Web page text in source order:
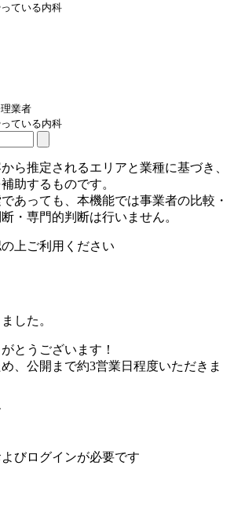
ている内科
業者
ている内科
ら推定されるエリアと業種に基づき、
助するものです。
あっても、本機能では事業者の比較・
・専門的判断は行いません。
上ご利用ください
した。
とうございます！
、公開まで約3営業日程度いただきま
びログインが必要です